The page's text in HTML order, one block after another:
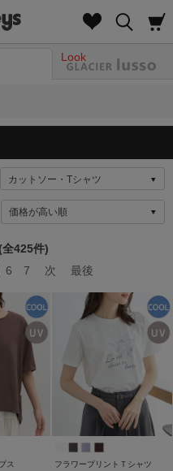
Look
425件)
6 7 次 最後
ス フラワープリントＴシャツ